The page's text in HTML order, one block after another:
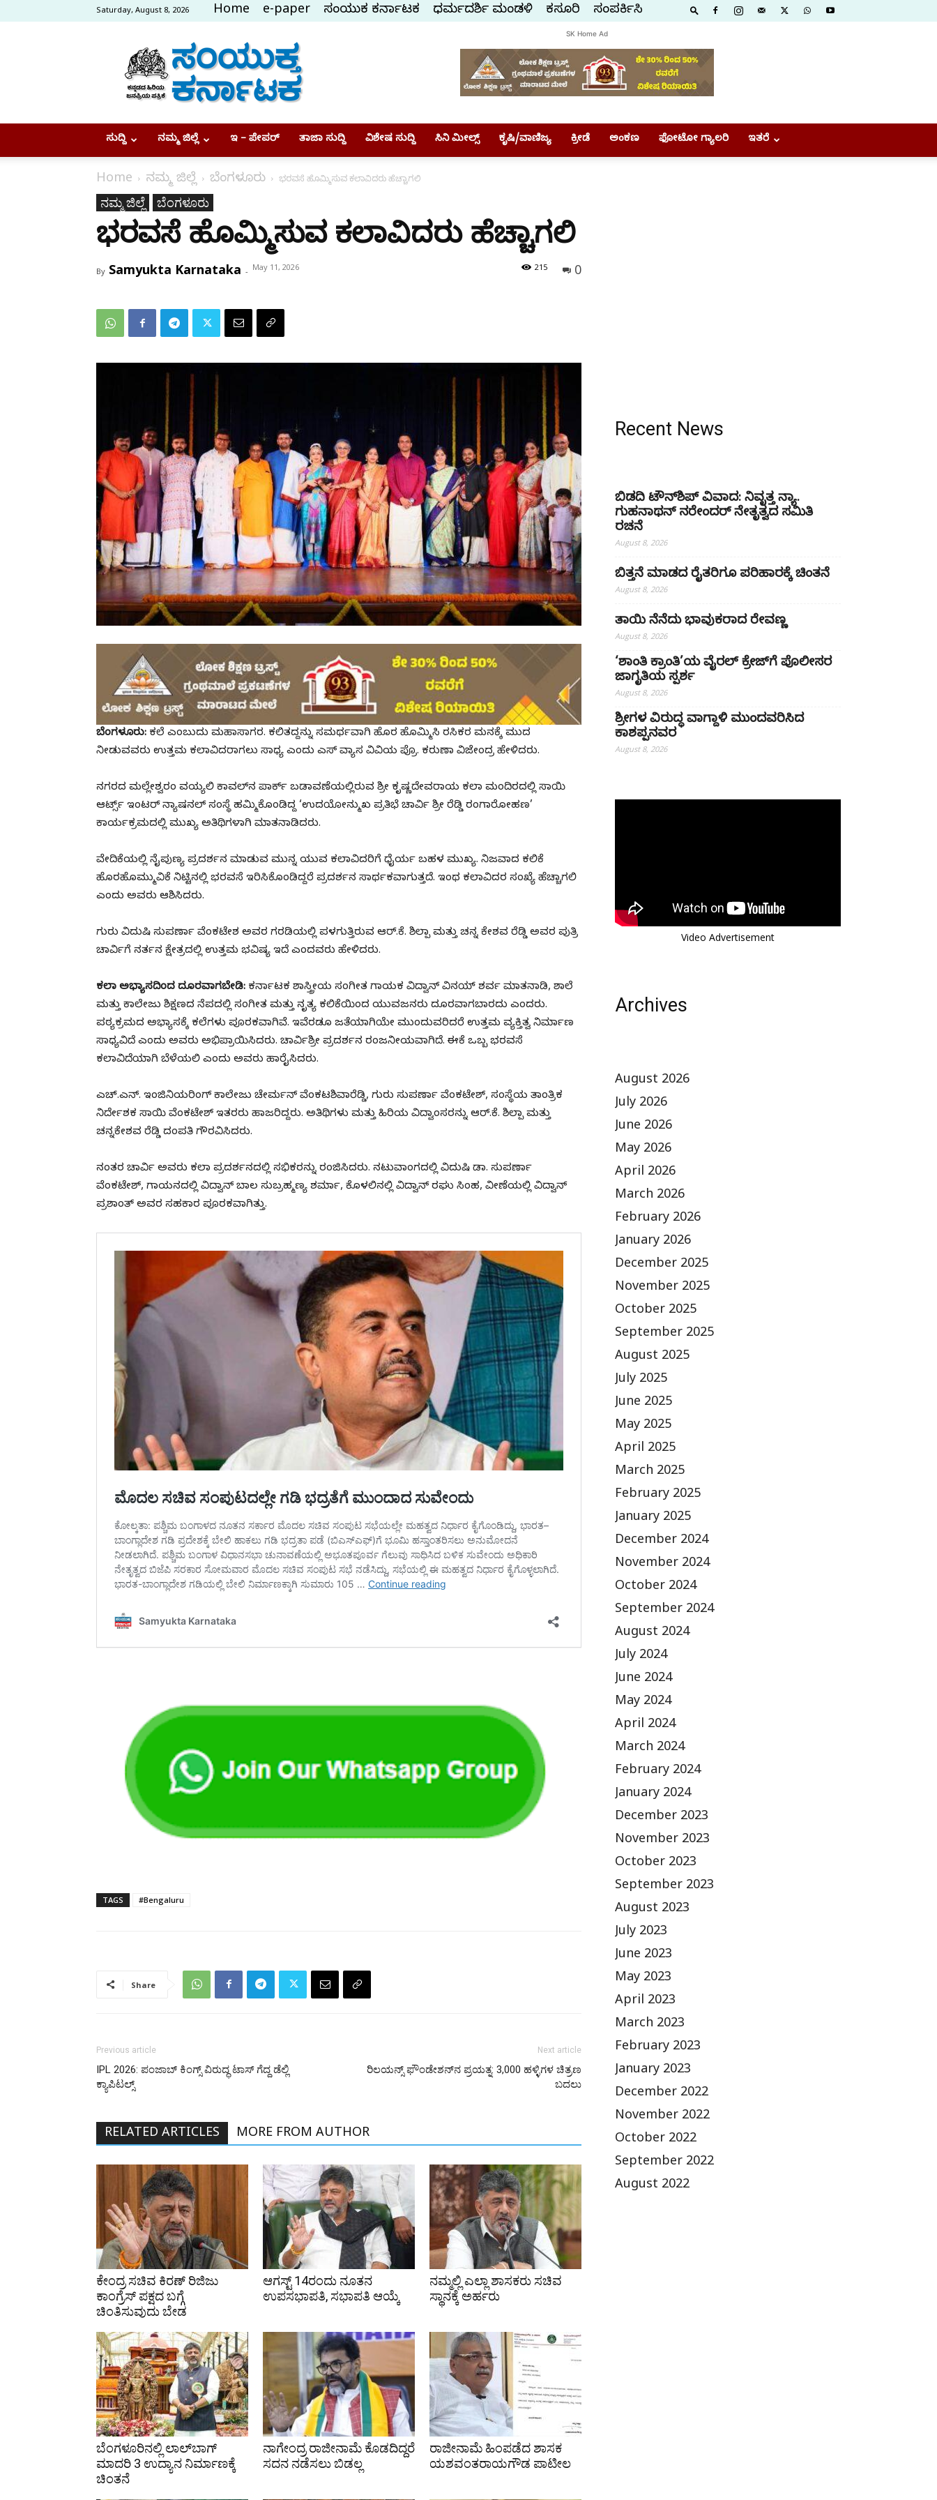
Saturday, August 8, 2026 Home e-paper ಸಂಯುಕ್ತ ಕರ್ನಾಟಕ ಧರ್ಮದರ್ಶಿ ಮಂಡಳಿ ಕಸ್ತೂರಿ ಸಂಪರ್ಕಿಸಿ
Samyukta
Karnataka
SK Home Ad
ಸುದ್ದಿ ನಮ್ಮ ಜಿಲ್ಲೆ ಇ – ಪೇಪರ್ ತಾಜಾ ಸುದ್ದಿ ವಿಶೇಷ ಸುದ್ದಿ ಸಿನಿ ಮೀಲ್ಸ್ ಕೃಷಿ/ವಾಣಿಜ್ಯ ಕ್ರೀಡೆ ಅಂಕಣ ಫೋಟೋ ಗ್ಯಾಲರಿ ಇತರೆ
Home ನಮ್ಮ ಜಿಲ್ಲೆ ಬೆಂಗಳೂರು ಭರವಸೆ ಹೊಮ್ಮಿಸುವ ಕಲಾವಿದರು ಹೆಚ್ಚಾಗಲಿ
ನಮ್ಮ ಜಿಲ್ಲೆ ಬೆಂಗಳೂರು
ಭರವಸೆ ಹೊಮ್ಮಿಸುವ ಕಲಾವಿದರು ಹೆಚ್ಚಾಗಲಿ
By Samyukta Karnataka - May 11, 2026 0
215
ಬೆಂಗಳೂರು: ಕಲೆ ಎಂಬುದು ಮಹಾಸಾಗರ. ಕಲಿತದ್ದನ್ನು ಸಮರ್ಥವಾಗಿ ಹೊರ ಹೊಮ್ಮಿಸಿ ರಸಿಕರ ಮನಕ್ಕೆ ಮುದ
ನೀಡುವವರು ಉತ್ತಮ ಕಲಾವಿದರಾಗಲು ಸಾಧ್ಯ ಎಂದು ಎಸ್ ವ್ಯಾಸ ವಿವಿಯ ಪ್ರೊ. ಕರುಣಾ ವಿಜೇಂದ್ರ ಹೇಳಿದರು.
ನಗರದ ಮಲ್ಲೇಶ್ವರಂ ವಯ್ಯಲಿ ಕಾವಲ್‌ನ ಪಾರ್ಕ್ ಬಡಾವಣೆಯಲ್ಲಿರುವ ಶ್ರೀ ಕೃಷ್ಣದೇವರಾಯ ಕಲಾ ಮಂದಿರದಲ್ಲಿ ಸಾಯಿ
ಆರ್ಟ್ಸ್ ಇಂಟರ್ ನ್ಯಾಷನಲ್ ಸಂಸ್ಥೆ ಹಮ್ಮಿಕೊಂಡಿದ್ದ ‘ಉದಯೋನ್ಮುಖ ಪ್ರತಿಭೆ ಚಾರ್ವಿ ಶ್ರೀ ರೆಡ್ಡಿ ರಂಗಾರೋಹಣ’
ಕಾರ್ಯಕ್ರಮದಲ್ಲಿ ಮುಖ್ಯ ಅತಿಥಿಗಳಾಗಿ ಮಾತನಾಡಿದರು.
ವೇದಿಕೆಯಲ್ಲಿ ನೈಪುಣ್ಯ ಪ್ರದರ್ಶನ ಮಾಡುವ ಮುನ್ನ ಯುವ ಕಲಾವಿದರಿಗೆ ಧೈರ್ಯ ಬಹಳ ಮುಖ್ಯ. ನಿಜವಾದ ಕಲಿಕೆ
ಹೊರಹೊಮ್ಮುವಿಕೆ ನಿಟ್ಟಿನಲ್ಲಿ ಭರವಸೆ ಇರಿಸಿಕೊಂಡಿದ್ದರೆ ಪ್ರದರ್ಶನ ಸಾರ್ಥಕವಾಗುತ್ತದೆ. ಇಂಥ ಕಲಾವಿದರ ಸಂಖ್ಯೆ ಹೆಚ್ಚಾಗಲಿ
ಎಂದು ಅವರು ಆಶಿಸಿದರು.
ಗುರು ವಿದುಷಿ ಸುಪರ್ಣಾ ವೆಂಕಟೇಶ ಅವರ ಗರಡಿಯಲ್ಲಿ ಪಳಗುತ್ತಿರುವ ಆರ್.ಕೆ. ಶಿಲ್ಪಾ ಮತ್ತು ಚನ್ನ ಕೇಶವ ರೆಡ್ಡಿ ಅವರ ಪುತ್ರಿ
ಚಾರ್ವಿಗೆ ನರ್ತನ ಕ್ಷೇತ್ರದಲ್ಲಿ ಉತ್ತಮ ಭವಿಷ್ಯ ಇದೆ ಎಂದವರು ಹೇಳಿದರು.
ಕಲಾ ಅಭ್ಯಾಸದಿಂದ ದೂರವಾಗಬೇಡಿ: ಕರ್ನಾಟಕ ಶಾಸ್ತ್ರೀಯ ಸಂಗೀತ ಗಾಯಕ ವಿದ್ವಾನ್ ವಿನಯ್ ಶರ್ವ ಮಾತನಾಡಿ, ಶಾಲೆ
ಮತ್ತು ಕಾಲೇಜು ಶಿಕ್ಷಣದ ನೆಪದಲ್ಲಿ ಸಂಗೀತ ಮತ್ತು ನೃತ್ಯ ಕಲಿಕೆಯಿಂದ ಯುವಜನರು ದೂರವಾಗಬಾರದು ಎಂದರು.
ಪಠ್ಯಕ್ರಮದ ಅಭ್ಯಾಸಕ್ಕೆ ಕಲೆಗಳು ಪೂರಕವಾಗಿವೆ. ಇವೆರಡೂ ಜತೆಯಾಗಿಯೇ ಮುಂದುವರಿದರೆ ಉತ್ತಮ ವ್ಯಕ್ತಿತ್ವ ನಿರ್ಮಾಣ
ಸಾಧ್ಯವಿದೆ ಎಂದು ಅವರು ಅಭಿಪ್ರಾಯಿಸಿದರು. ಚಾರ್ವಿಶ್ರೀ ಪ್ರದರ್ಶನ ರಂಜನೀಯವಾಗಿದೆ. ಈಕೆ ಒಬ್ಬ ಭರವಸೆ
ಕಲಾವಿದೆಯಾಗಿ ಬೆಳೆಯಲಿ ಎಂದು ಅವರು ಹಾರೈಸಿದರು.
ಎಚ್.ಎನ್. ಇಂಜಿನಿಯರಿಂಗ್ ಕಾಲೇಜು ಚೇರ್ಮನ್ ವೆಂಕಟಶಿವಾರೆಡ್ಡಿ, ಗುರು ಸುಪರ್ಣಾ ವೆಂಕಟೇಶ್, ಸಂಸ್ಥೆಯ ತಾಂತ್ರಿಕ
ನಿರ್ದೇಶಕ ಸಾಯಿ ವೆಂಕಟೇಶ್ ಇತರರು ಹಾಜರಿದ್ದರು. ಅತಿಥಿಗಳು ಮತ್ತು ಹಿರಿಯ ವಿದ್ವಾಂಸರನ್ನು ಆರ್.ಕೆ. ಶಿಲ್ಪಾ ಮತ್ತು
ಚನ್ನಕೇಶವ ರೆಡ್ಡಿ ದಂಪತಿ ಗೌರವಿಸಿದರು.
ನಂತರ ಚಾರ್ವಿ ಅವರು ಕಲಾ ಪ್ರದರ್ಶನದಲ್ಲಿ ಸಭಿಕರನ್ನು ರಂಜಿಸಿದರು. ನಟುವಾಂಗದಲ್ಲಿ ವಿದುಷಿ ಡಾ. ಸುಪರ್ಣಾ
ವೆಂಕಟೇಶ್, ಗಾಯನದಲ್ಲಿ ವಿದ್ವಾನ್ ಬಾಲ ಸುಬ್ರಹ್ಮಣ್ಯ ಶರ್ಮಾ, ಕೊಳಲಿನಲ್ಲಿ ವಿದ್ವಾನ್ ರಘು ಸಿಂಹ, ವೀಣೆಯಲ್ಲಿ ವಿದ್ವಾನ್
ಪ್ರಶಾಂತ್ ಅವರ ಸಹಕಾರ ಪೂರಕವಾಗಿತ್ತು.
TAGS #Bengaluru
Share
Previous article
IPL 2026: ಪಂಜಾಬ್‌‌ ಕಿಂಗ್ಸ್‌ ವಿರುದ್ಧ ಟಾಸ್‌ ಗೆದ್ದ ಡೆಲ್ಲಿ
ಕ್ಯಾಪಿಟಲ್ಸ್
Next article
ರಿಲಯನ್ಸ್ ಫೌಂಡೇಶನ್‌ನ ಪ್ರಯತ್ನ: 3,000 ಹಳ್ಳಿಗಳ ಚಿತ್ರಣ
ಬದಲು
RELATED ARTICLES MORE FROM AUTHOR
ಕೇಂದ್ರ ಸಚಿವ ಕಿರಣ್ ರಿಜಿಜು
ಕಾಂಗ್ರೆಸ್ ಪಕ್ಷದ ಬಗ್ಗೆ
ಚಿಂತಿಸುವುದು ಬೇಡ
ಆಗಸ್ಟ್ 14ರಂದು ನೂತನ
ಉಪಸಭಾಪತಿ, ಸಭಾಪತಿ ಆಯ್ಕೆ
ನಮ್ಮಲ್ಲಿ ಎಲ್ಲಾ ಶಾಸಕರು ಸಚಿವ
ಸ್ಥಾನಕ್ಕೆ ಅರ್ಹರು
ಬೆಂಗಳೂರಿನಲ್ಲಿ ಲಾಲ್‌ಬಾಗ್
ಮಾದರಿ 3 ಉದ್ಯಾನ ನಿರ್ಮಾಣಕ್ಕೆ
ಚಿಂತನೆ
ನಾಗೇಂದ್ರ ರಾಜೀನಾಮೆ ಕೊಡದಿದ್ದರೆ
ಸದನ ನಡೆಸಲು ಬಿಡಲ್ಲ
ರಾಜೀನಾಮೆ ಹಿಂಪಡೆದ ಶಾಸಕ
ಯಶವಂತರಾಯಗೌಡ ಪಾಟೀಲ
Recent News
ಬಿಡದಿ ಟೌನ್‌ಶಿಪ್ ವಿವಾದ: ನಿವೃತ್ತ ನ್ಯಾ.
ಗುಹನಾಥನ್ ನರೇಂದರ್ ನೇತೃತ್ವದ ಸಮಿತಿ
ರಚನೆ
August 8, 2026
ಬಿತ್ತನೆ ಮಾಡದ ರೈತರಿಗೂ ಪರಿಹಾರಕ್ಕೆ ಚಿಂತನೆ
August 8, 2026
ತಾಯಿ ನೆನೆದು ಭಾವುಕರಾದ ರೇವಣ್ಣ
August 8, 2026
‘ಶಾಂತಿ ಕ್ರಾಂತಿ’ಯ ವೈರಲ್ ಕ್ರೇಜ್‌ಗೆ ಪೊಲೀಸರ
ಜಾಗೃತಿಯ ಸ್ಪರ್ಶ
August 8, 2026
ಶ್ರೀಗಳ ವಿರುದ್ಧ ವಾಗ್ದಾಳಿ ಮುಂದವರಿಸಿದ
ಕಾಶಪ್ಪನವರ
August 8, 2026
Video Advertisement
Archives
August 2026
July 2026
June 2026
May 2026
April 2026
March 2026
February 2026
January 2026
December 2025
November 2025
October 2025
September 2025
August 2025
July 2025
June 2025
May 2025
April 2025
March 2025
February 2025
January 2025
December 2024
November 2024
October 2024
September 2024
August 2024
July 2024
June 2024
May 2024
April 2024
March 2024
February 2024
January 2024
December 2023
November 2023
October 2023
September 2023
August 2023
July 2023
June 2023
May 2023
April 2023
March 2023
February 2023
January 2023
December 2022
November 2022
October 2022
September 2022
August 2022